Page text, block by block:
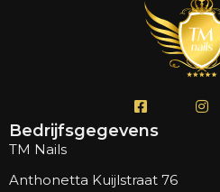
Bedrijfsgegevens
TM Nails
Anthonetta Kuijlstraat 76